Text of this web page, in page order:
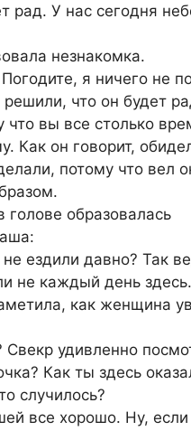
рад. У нас сегодня
незнакомка.
я ничего не
что он будет
вы все столько
Как он говорит,
потому что вел
голове образовалась
ездили давно? Так
не каждый день здесь.
как женщина
удивленно
Как ты здесь
случилось?
все хорошо. Ну, если